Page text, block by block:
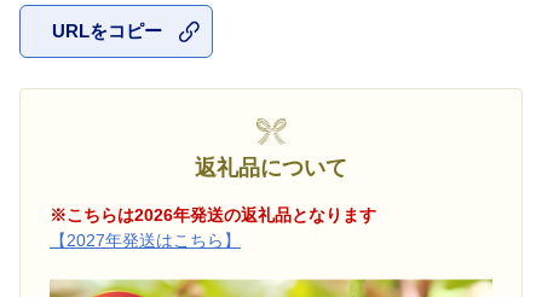
URLをコピー
返礼品について
※こちらは2026年発送の返礼品となります
【2027年発送はこちら】